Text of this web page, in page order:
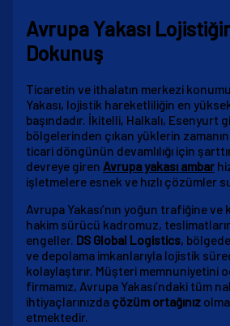
Avrupa Yakası
Dokunuş
Ticaretin ve ithalatın merkezi
Yakası, lojistik hareketliliğin en
başındadır. İkitelli, Halkalı, Esenyurt
bölgelerinden çıkan yüklerin
ticari döngünün devamlılığı için
devreye giren Avrupa yakası ambar
işletmelere esnek ve hızlı çözümler
Avrupa Yakası’nın yoğun trafiğine ve
hakim sürücü kadromuz,
engeller. DS Global Logistics,
ve depolama imkanlarıyla lojistik
kolaylaştırır. Müşteri memnuniyetini
firmamız, Avrupa Yakası’ndaki tüm
ihtiyaçlarınızda çözüm ortağınız
etmektedir.